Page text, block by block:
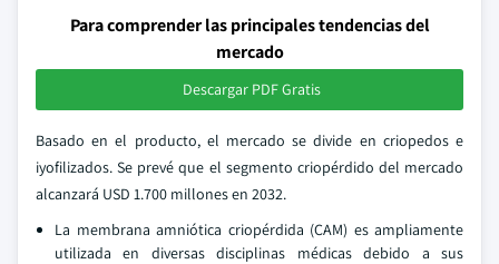
Para comprender las principales tendencias del
mercado
Descargar PDF Gratis
Basado en el producto, el mercado se divide en criopedos e
iyofilizados. Se prevé que el segmento criopérdido del mercado
alcanzará USD 1.700 millones en 2032.
La membrana amniótica criopérdida (CAM) es ampliamente
utilizada en diversas disciplinas médicas debido a sus